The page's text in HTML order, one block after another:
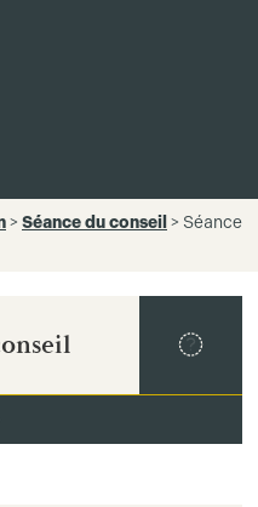
> Séance du conseil > Séance